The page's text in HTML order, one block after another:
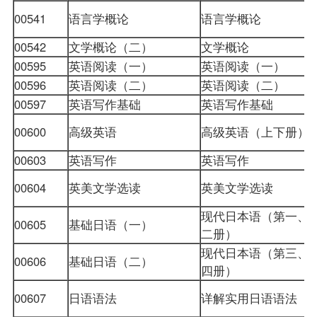
00541
语言学概论 语言学概论
00542
文学概论（二） 文学概论
00595
英语阅读（一） 英语阅读（一）
00596
英语阅读（二） 英语阅读（二）
00597
英语写作基础 英语写作基础
00600
高级英语 高级英语（上下册）
00603
英语写作 英语写作
00604
英美文学选读 英美文学选读
00605 基础日语（一）
现代日本语（第一、
二册）
00606 基础日语（二）
现代日本语（第三、
四册）
00607 日语语法 详解实用日语语法